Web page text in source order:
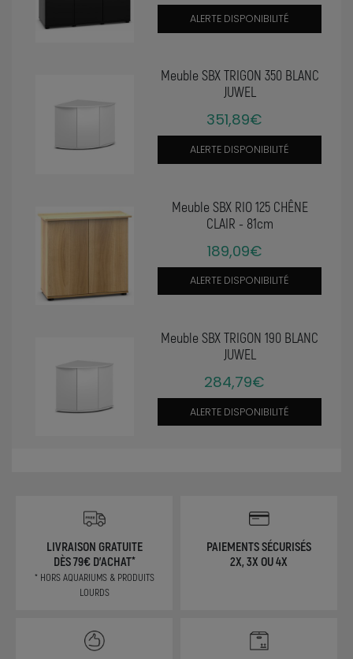
ALERTE DISPONIBILITÉ
Meuble SBX TRIGON 350 BLANC
JUWEL
351,89€
ALERTE DISPONIBILITÉ
Meuble SBX RIO 125 CHÊNE
CLAIR - 81cm
189,09€
ALERTE DISPONIBILITÉ
Meuble SBX TRIGON 190 BLANC
JUWEL
284,79€
ALERTE DISPONIBILITÉ
LIVRAISON GRATUITE
DÈS 79€ D'ACHAT*
* HORS AQUARIUMS & PRODUITS
LOURDS
PAIEMENTS SÉCURISÉS
2X, 3X OU 4X